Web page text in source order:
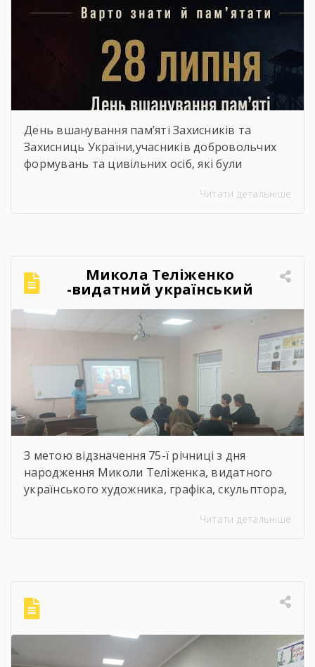
День вшанування пам’яті Захисників та
Захисниць України,учасників добровольчих
формувань та цивільних осіб, які були
Читати детальніше
Микола Теліженко
-видатний український
художник, графік,
скульптор, майстер
декоративно-ужиткового
мистецтва
З метою відзначення 75-ї річниці з дня
народження Миколи Теліженка, видатного
українського художника, графіка, скульптора,
мистецтва, члена Національної спілки
години, під час яких студенти здійснили
віртуальну подорож до музею митця, де
кожен зміг побачити неймовірну
філігранність витинанок, графіки […]
Читати детальніше